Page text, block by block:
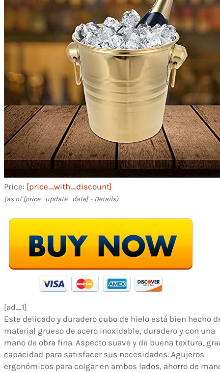
Price: [price_with_discount]
(as of [price_update_date] – Details)
[ad_1]
Este delicado y duradero cubo de hielo está bien hecho
material grueso de acero inoxidable, duradero y con una
mano de obra fina. Aspecto suave y de buena textura,
capacidad para satisfacer sus necesidades. Agujeros
ergonómicos para colgar en ambos lados, ahorro de